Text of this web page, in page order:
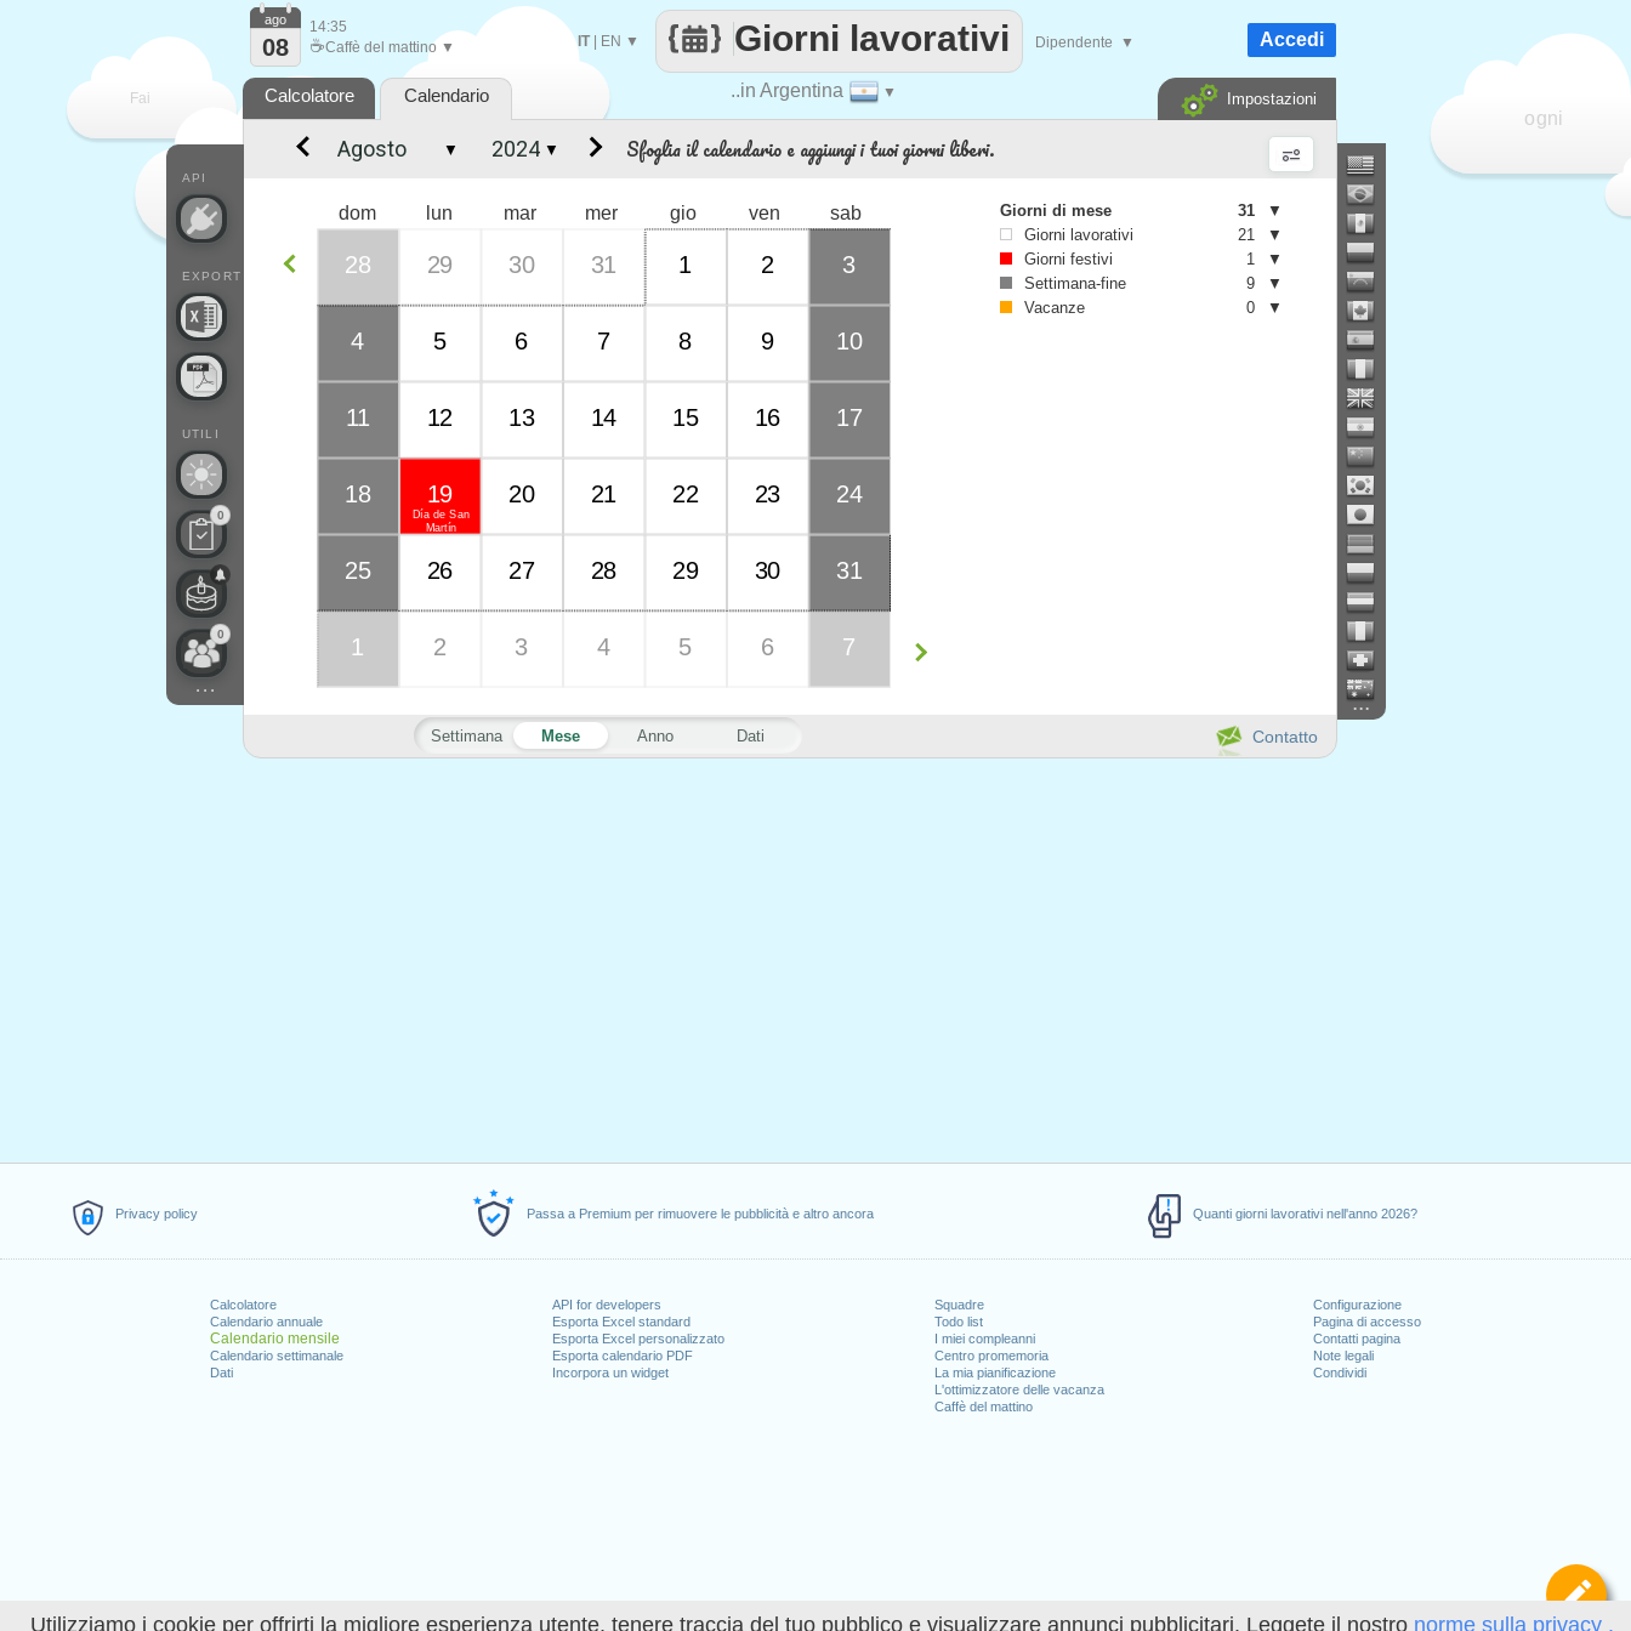
Utilizziamo i cookie per offrirti la migliore esperienza utente, tenere traccia del tuo pubblico e visualizzare annunci pubblicitari. Leggete il nostro norme sulla privacy .
Privacy policy Passa a Premium per rimuovere le pubblicità e altro ancora Quanti giorni lavorativi nell'anno 2026?
Calcolatore
Calendario annuale
Calendario mensile
Calendario settimanale
Dati
API for developers
Esporta Excel standard
Esporta Excel personalizzato
Esporta calendario PDF
Incorpora un widget
Squadre
Todo list
I miei compleanni
Centro promemoria
La mia pianificazione
L'ottimizzatore delle vacanza
Caffè del mattino
Configurazione
Pagina di accesso
Contatti pagina
Note legali
Condividi
Fai
ogni
..in Argentina ▼
Giorni lavorativi
IT| EN ▼ Dipendente ▼
API
EXPORT
UTILI
0
0
...
ago
08
14:35
☕Caffè del mattino ▼ Accedi
Calcolatore Calendario Impostazioni
...
Contatto
Sfoglia il calendario e aggiungi i tuoi giorni liberi.
Settimana Mese Anno Dati
dom lun mar mer gio ven sab
28 29 30 31 1 2 3
4 5 6 7 8 9 10
11 12 13 14 15 16 17
18
Día de San
Martín
19 20 21 22 23 24
25 26 27 28 29 30 31
1 2 3 4 5 6 7
▼ ▼
Giorni di mese 31
▼
Giorni lavorativi
21
▼
Giorni festivi
1
▼
Settimana-fine
9
▼
Vacanze
0 ▼